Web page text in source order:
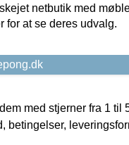
netbutik med
for at se deres udvalg.
med stjerner fra 1 til
betingelser,